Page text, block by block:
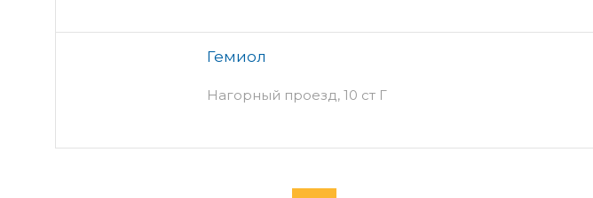
Гемиол
Нагорный проезд, 10 ст Г